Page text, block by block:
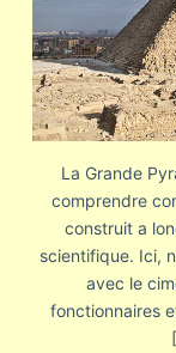
La Grande
comprendre
construit a
scientifique. Ici,
avec le
fonctionnaires